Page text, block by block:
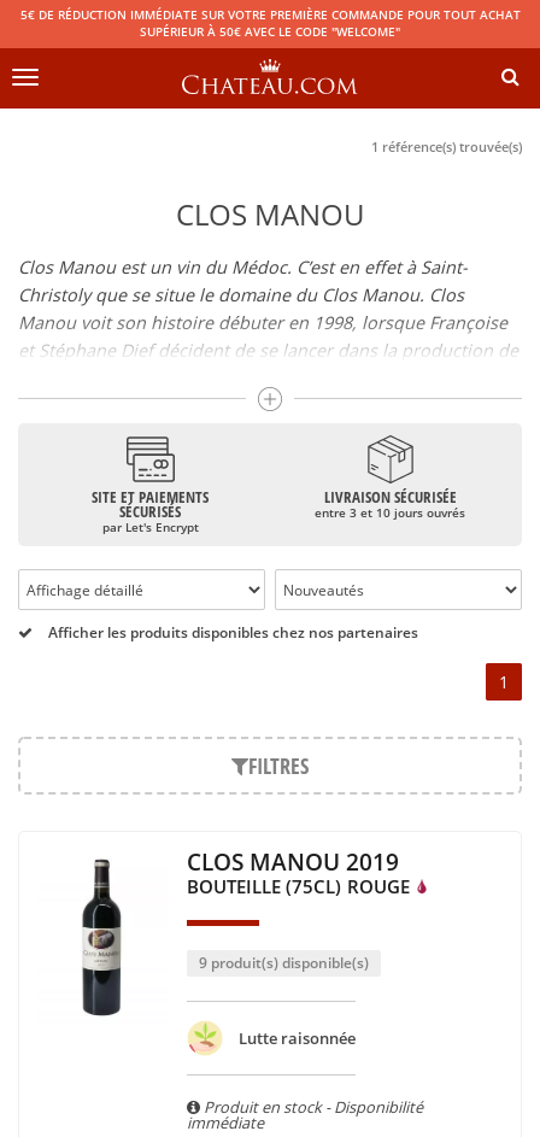
5€ DE RÉDUCTION IMMÉDIATE SUR VOTRE PREMIÈRE COMMANDE POUR TOUT ACHAT
SUPÉRIEUR À 50€ AVEC LE CODE "WELCOME"
Toggle
1 référence(s) trouvée(s)
CLOS MANOU
Clos Manou est un vin du Médoc. C’est en effet à Saint-
Christoly que se situe le domaine du Clos Manou. Clos
Manou voit son histoire débuter en 1998, lorsque Françoise
et Stéphane Dief décident de se lancer dans la production de
s’agrandit au fil des ans, jusqu’à atteindre 18 hectares
aujourd’hui. Les différents achats de parcelles qu’ont réalisés
les époux Dief ont en effet permis d’obtenir le vignoble
actuel et la qualité de ce vin.
Le vignoble contient des vignes des quatre cépages les plus
le Merlot, le Cabernet-Franc et le Petit-Verdot, répartis sur
trois terroirs différents : deux sortes de graves et des argiles.
Depuis sa création en 1998, Clos Manou a su s’imposer parmi
les critiques. Les millésimes 2010 et 2009 par exemple (Clos
notes respectives de 90 et 91.
Si les époux Dief présentent le Clos Manou comme un vin
précis, Clos Manou 2010 illustre tout à fait ce propos. Vin
original avec des notes fruitées et florales. Clos Manou 2009
est également un vin puissant. La puissance est en effet une
caractéristique des vins Clos Manou. Clos Manou 2009
présente également des arômes fruités, mais aussi
empyreumatiques, comme cela est souvent le cas pour les
millésimes de Clos Manou. En effet, les fruits et les arômes
empyreumatiques sont typiques de ce vin du Médoc.
SITE ET PAIEMENTS
SÉCURISÉS
par Let's Encrypt
LIVRAISON SÉCURISÉE
entre 3 et 10 jours ouvrés
Afficher les produits disponibles chez nos partenaires
1
FILTRES
CLOS MANOU 2019
BOUTEILLE (75CL) ROUGE
9 produit(s) disponible(s)
Lutte raisonnée
Produit en stock - Disponibilité
immédiate